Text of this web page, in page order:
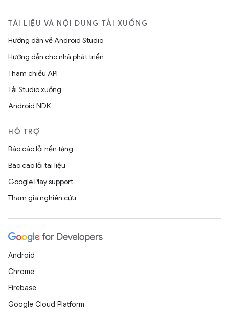
TÀI LIỆU VÀ NỘI DUNG TẢI XUỐNG
Hướng dẫn về Android Studio
Hướng dẫn cho nhà phát triển
Tham chiếu API
Tải Studio xuống
Android NDK
HỖ TRỢ
Báo cáo lỗi nền tảng
Báo cáo lỗi tài liệu
Google Play support
Tham gia nghiên cứu
Android
Chrome
Firebase
Google Cloud Platform